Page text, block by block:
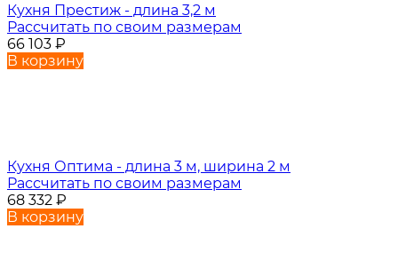
Кухня Престиж - длина 3,2 м
Рассчитать по своим размерам
66 103 ₽
В корзину
Кухня Оптима - длина 3 м, ширина 2 м
Рассчитать по своим размерам
68 332 ₽
В корзину